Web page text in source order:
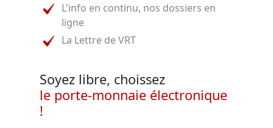
L'info en continu, nos dossiers en
ligne
La Lettre de VRT
Soyez libre, choissez
le porte-monnaie électronique
!